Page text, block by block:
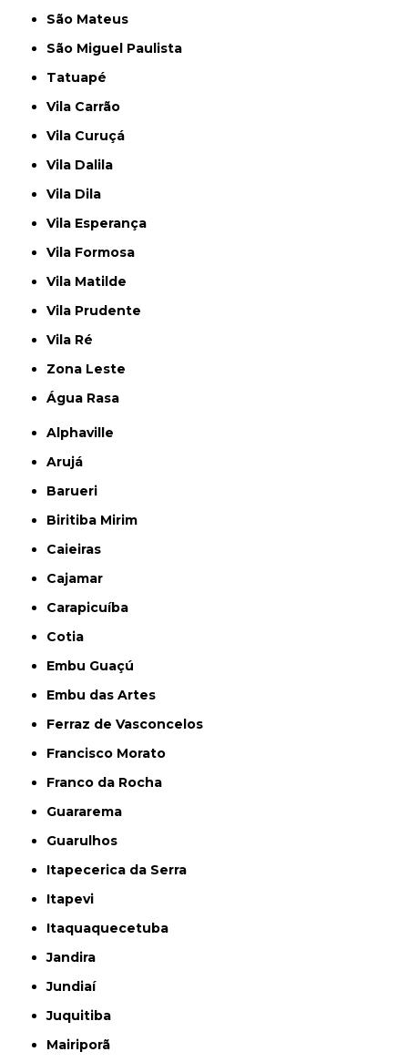
São Mateus
São Miguel Paulista
Tatuapé
Vila Carrão
Vila Curuçá
Vila Dalila
Vila Dila
Vila Esperança
Vila Formosa
Vila Matilde
Vila Prudente
Vila Ré
Zona Leste
Água Rasa
Alphaville
Arujá
Barueri
Biritiba Mirim
Caieiras
Cajamar
Carapicuíba
Cotia
Embu Guaçú
Embu das Artes
Ferraz de Vasconcelos
Francisco Morato
Franco da Rocha
Guararema
Guarulhos
Itapecerica da Serra
Itapevi
Itaquaquecetuba
Jandira
Jundiaí
Juquitiba
Mairiporã